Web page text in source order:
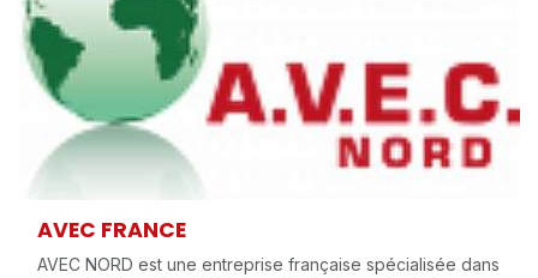
AVEC FRANCE
AVEC NORD est une entreprise française spécialisée dans